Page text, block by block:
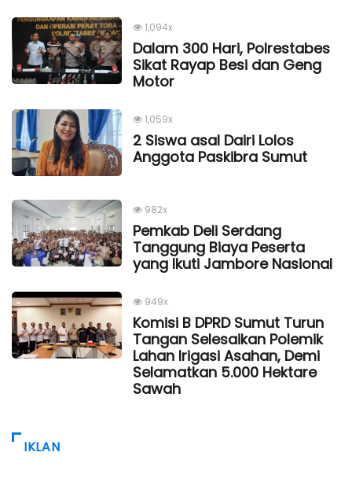
1,094x
Dalam 300 Hari, Polrestabes
Sikat Rayap Besi dan Geng
Motor
1,059x
2 Siswa asal Dairi Lolos
Anggota Paskibra Sumut
982x
Pemkab Deli Serdang
Tanggung Biaya Peserta
yang Ikuti Jambore Nasional
949x
Komisi B DPRD Sumut Turun
Tangan Selesaikan Polemik
Lahan Irigasi Asahan, Demi
Selamatkan 5.000 Hektare
Sawah
IKLAN